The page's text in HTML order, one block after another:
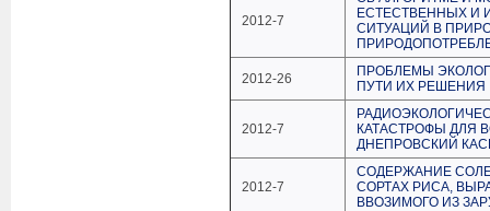
2012-7
ЕСТЕСТВЕННЫХ И
СИТУАЦИЙ В
2012-26
ПРОБЛЕМЫ
ПУТИ ИХ РЕШЕНИЯ
2012-7
КАТАСТРОФЫ ДЛЯ
ДНЕПРОВСКИЙ
2012-7
СОДЕРЖАНИЕ
СОРТАХ РИСА,
ВВОЗИМОГО ИЗ